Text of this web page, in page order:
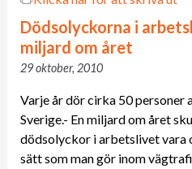
Dödsolyckorna i
miljard om året
29 oktober, 2010
Varje år dör cirka 50
Sverige.- En miljard om året
dödsolyckor i arbetslivet vara
sätt som man gör inom